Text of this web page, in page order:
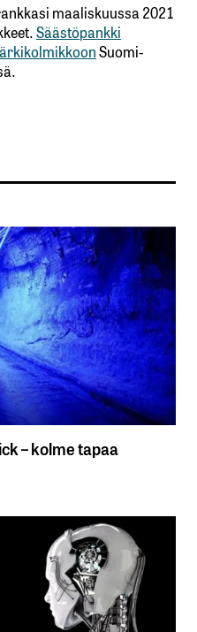
maaliskuussa 2021
Säästöpankki
Suomi-
– kolme tapaa